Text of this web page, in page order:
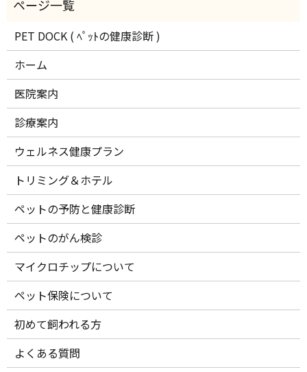
PET DOCK ( ﾍﾟｯﾄの健康診断 )
ホーム
医院案内
診療案内
ウェルネス健康プラン
トリミング＆ホテル
ペットの予防と健康診断
ペットのがん検診
マイクロチップについて
ペット保険について
初めて飼われる方
よくある質問